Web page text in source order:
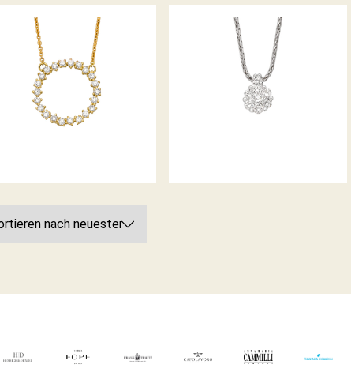
BELLA LUCE
DIAMANTCOLLIER
BELLA LUCE
DIAMANTCOLLIER